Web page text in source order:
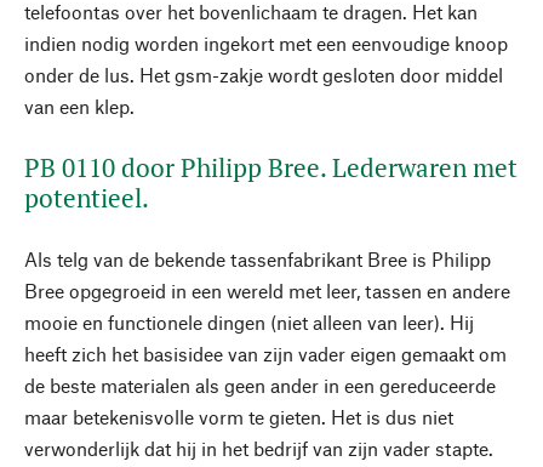
telefoontas over het bovenlichaam te dragen. Het kan
indien nodig worden ingekort met een eenvoudige knoop
onder de lus. Het gsm-zakje wordt gesloten door middel
van een klep.
PB 0110 door Philipp Bree. Lederwaren met
potentieel.
Als telg van de bekende tassenfabrikant Bree is Philipp
Bree opgegroeid in een wereld met leer, tassen en andere
mooie en functionele dingen (niet alleen van leer). Hij
heeft zich het basisidee van zijn vader eigen gemaakt om
de beste materialen als geen ander in een gereduceerde
maar betekenisvolle vorm te gieten. Het is dus niet
verwonderlijk dat hij in het bedrijf van zijn vader stapte.